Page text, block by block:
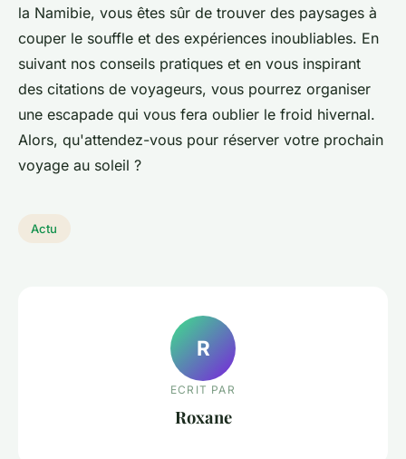
la Namibie, vous êtes sûr de trouver des paysages à
couper le souffle et des expériences inoubliables. En
suivant nos conseils pratiques et en vous inspirant
des citations de voyageurs, vous pourrez organiser
une escapade qui vous fera oublier le froid hivernal.
Alors, qu'attendez-vous pour réserver votre prochain
voyage au soleil ?
Actu
R
ECRIT PAR
Roxane